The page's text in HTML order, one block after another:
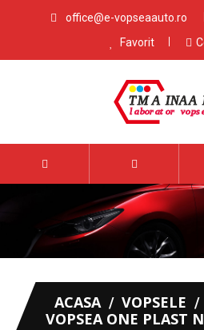
office@e-vopseaauto.ro
Favorit
ACASA VOPSELE
VOPSEA ONE PLAST